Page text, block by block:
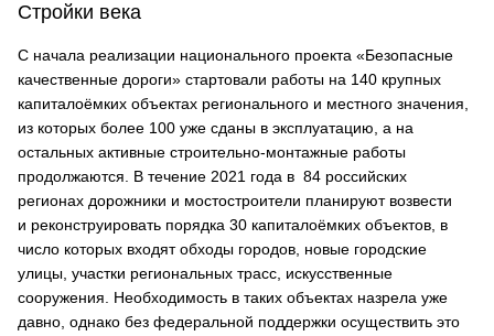
Стройки века
С начала реализации национального проекта «Безопасные
качественные дороги» стартовали работы на 140 крупных
капиталоёмких объектах регионального и местного значения,
из которых более 100 уже сданы в эксплуатацию, а на
остальных активные строительно-монтажные работы
продолжаются. В течение 2021 года в 84 российских
регионах дорожники и мостостроители планируют возвести
и реконструировать порядка 30 капиталоёмких объектов, в
число которых входят обходы городов, новые городские
улицы, участки региональных трасс, искусственные
сооружения. Необходимость в таких объектах назрела уже
давно, однако без федеральной поддержки осуществить это